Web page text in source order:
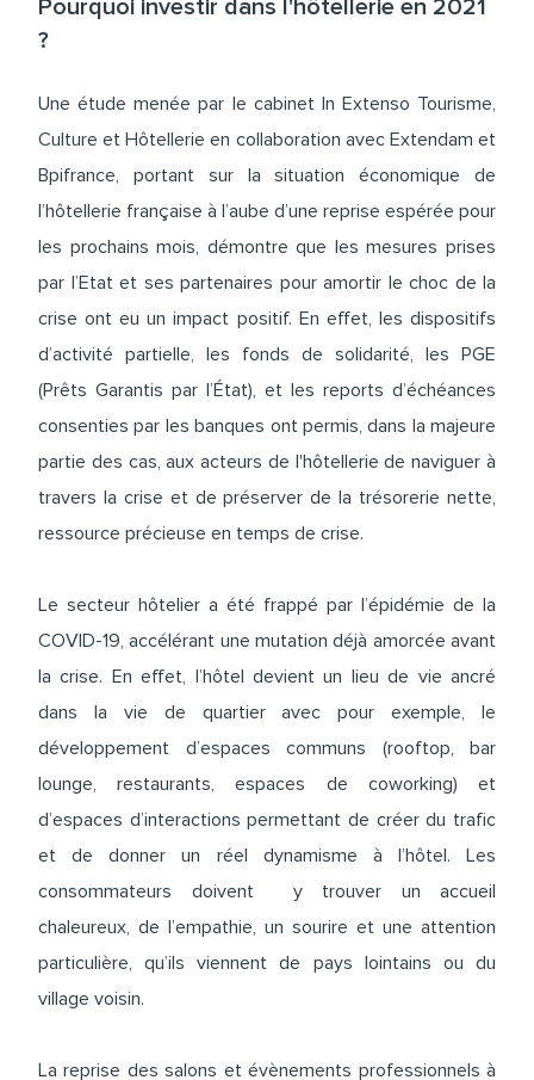
Pourquoi investir dans l'hôtellerie en 2021
?
Une étude menée par le cabinet In Extenso Tourisme,
Culture et Hôtellerie en collaboration avec Extendam et
Bpifrance, portant sur la situation économique de
l’hôtellerie française à l’aube d’une reprise espérée pour
les prochains mois, démontre que les mesures prises
par l’Etat et ses partenaires pour amortir le choc de la
crise ont eu un impact positif. En effet, les dispositifs
d’activité partielle, les fonds de solidarité, les PGE
(Prêts Garantis par l’État), et les reports d’échéances
consenties par les banques ont permis, dans la majeure
partie des cas, aux acteurs de l'hôtellerie de naviguer à
travers la crise et de préserver de la trésorerie nette,
ressource précieuse en temps de crise.
Le secteur hôtelier a été frappé par l’épidémie de la
COVID-19, accélérant une mutation déjà amorcée avant
la crise. En effet, l’hôtel devient un lieu de vie ancré
dans la vie de quartier avec pour exemple, le
développement d’espaces communs (rooftop, bar
lounge, restaurants, espaces de coworking) et
d’espaces d’interactions permettant de créer du trafic
et de donner un réel dynamisme à l’hôtel. Les
consommateurs doivent y trouver un accueil
chaleureux, de l’empathie, un sourire et une attention
particulière, qu’ils viennent de pays lointains ou du
village voisin.
La reprise des salons et évènements professionnels à